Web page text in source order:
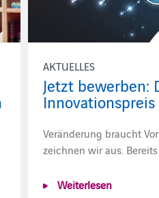
AKTUELLES
Jetzt bewerben:
Veränderung braucht
zeichnen wir aus.
Weiterlesen